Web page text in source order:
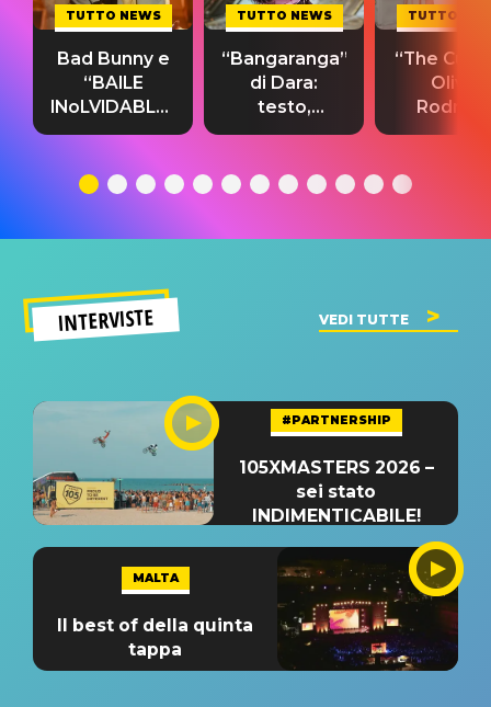
TUTTO NEWS
Bad Bunny e
“BAILE
INoLVIDABLE”:
testo,
significato
TUTTO NEWS
“Bangaranga”
di Dara:
testo,
traduzione e
del singolo
TUTTO
“The
Olivia
testo,
INTERVISTE VEDI TUTTE
#PARTNERSHIP
105XMASTERS 2026 –
sei stato
INDIMENTICABILE!
MALTA
Il best of della quinta
tappa